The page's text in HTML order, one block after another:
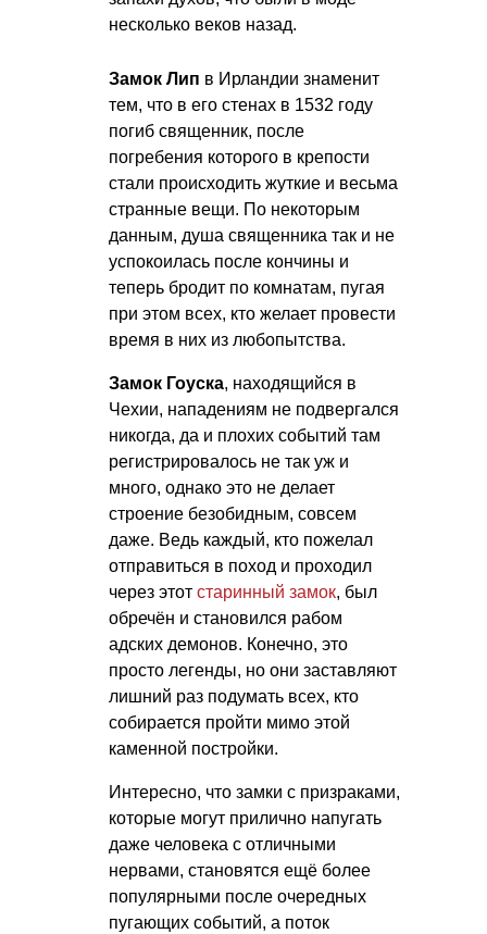
несколько веков назад.
Замок Лип в Ирландии знаменит
тем, что в его стенах в 1532 году
погиб священник, после
погребения которого в крепости
стали происходить жуткие и весьма
странные вещи. По некоторым
данным, душа священника так и не
успокоилась после кончины и
теперь бродит по комнатам, пугая
при этом всех, кто желает провести
время в них из любопытства.
Замок Гоуска, находящийся в
Чехии, нападениям не подвергался
никогда, да и плохих событий там
регистрировалось не так уж и
много, однако это не делает
строение безобидным, совсем
даже. Ведь каждый, кто пожелал
отправиться в поход и проходил
через этот старинный замок, был
обречён и становился рабом
адских демонов. Конечно, это
просто легенды, но они заставляют
лишний раз подумать всех, кто
собирается пройти мимо этой
каменной постройки.
Интересно, что замки с призраками,
которые могут прилично напугать
даже человека с отличными
нервами, становятся ещё более
популярными после очередных
пугающих событий, а поток